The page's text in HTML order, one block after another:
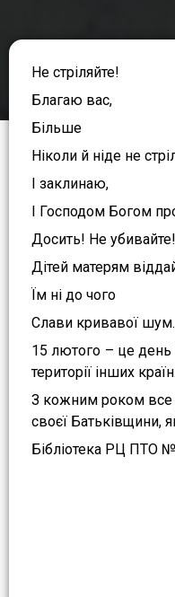
Не стріляйте!
Благаю вас,
Більше
Ніколи й ніде не
І заклинаю,
І Господом Богом
Досить! Не убивайте!
Дітей матерям
Їм ні до чого
Слави кривавої
15 лютого – це день
території інших країн.
З кожним роком все
своєї Батьківщини,
Бібліотека РЦ ПТО